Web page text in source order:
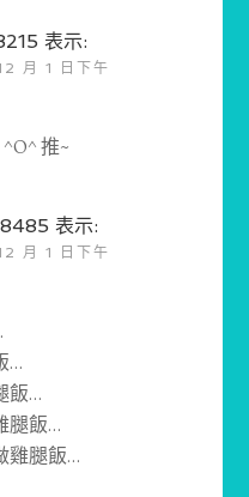
表示:
月 1 日下午
推~
表示:
月 1 日下午
…
飯…
飯…
腿飯…